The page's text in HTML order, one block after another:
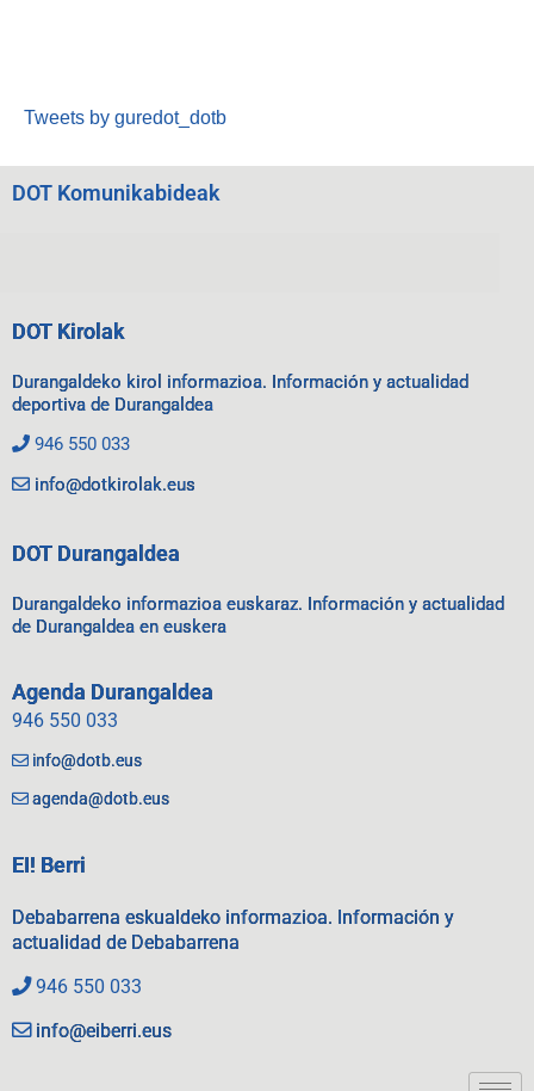
Tweets by guredot_dotb
DOT Komunikabideak
DOT Kirolak
Durangaldeko kirol informazioa. Información y actualidad
deportiva de Durangaldea
946 550 033
info@dotkirolak.eus
DOT Durangaldea
Durangaldeko informazioa euskaraz. Información y actualidad
de Durangaldea en euskera
Agenda Durangaldea
946 550 033
info@dotb.eus
agenda@dotb.eus
EI! Berri
Debabarrena eskualdeko informazioa. Información y
actualidad de Debabarrena
946 550 033
info@eiberri.eus